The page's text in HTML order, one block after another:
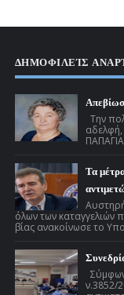
ΔΗΜΟΦΙΛΕΊΣ
Τα
όλων των καταγγελιών
βίας ανακοίνωσε το
ν.3852/